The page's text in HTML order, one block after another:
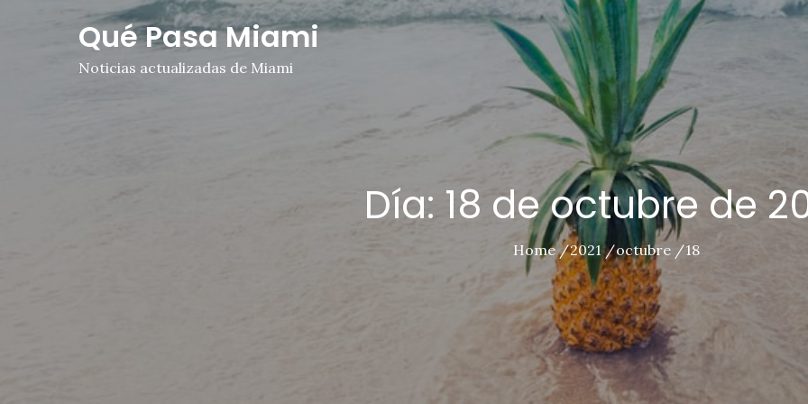
Qué Pasa Miami
Noticias actualizadas de Miami
Día: 18 de octubre de
Home 2021 octubre 18